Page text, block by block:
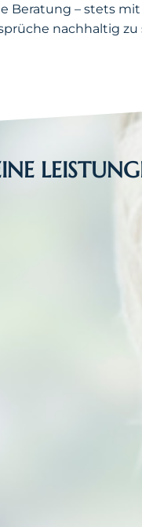
– stets
nachhaltig zu